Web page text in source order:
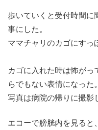
歩いていくと受付時間に
事にした。
ママチャリのカゴにすっ
カゴに入れた時は怖がっ
らでもない表情になった。
写真は病院の帰りに撮影
エコーで膀胱内を見ると